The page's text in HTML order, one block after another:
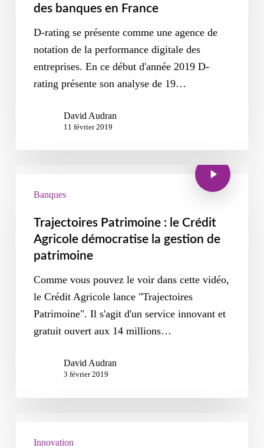
des banques en France
D-rating se présente comme une agence de
notation de la performance digitale des
entreprises. En ce début d'année 2019 D-
rating présente son analyse de 19…
David Audran
11 février 2019
Banques
Trajectoires Patrimoine : le Crédit
Agricole démocratise la gestion de
patrimoine
Comme vous pouvez le voir dans cette vidéo,
le Crédit Agricole lance "Trajectoires
Patrimoine". Il s'agit d'un service innovant et
gratuit ouvert aux 14 millions…
David Audran
3 février 2019
Innovation